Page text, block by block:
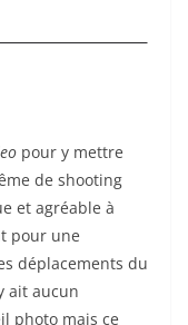
pour y mettre
de shooting
et agréable à
pour une
déplacements du
ait aucun
photo mais ce